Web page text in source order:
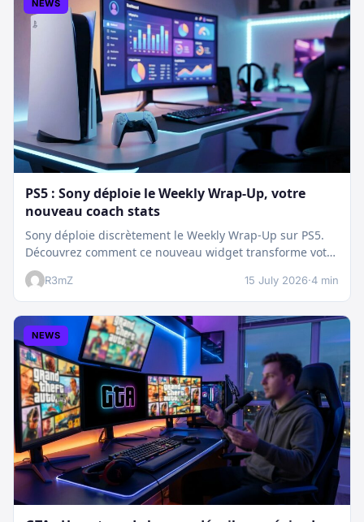
NEWS
PS5 : Sony déploie le Weekly Wrap-Up, votre
nouveau coach stats
Sony déploie discrètement le Weekly Wrap-Up sur PS5.
Découvrez comment ce nouveau widget transforme votre
dashboard et booste votre suivi…
R3mZ 15 July 2026·4 min
NEWS